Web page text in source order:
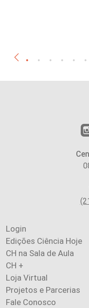
Login
Edições Ciência Hoje
CH na Sala de Aula
CH +
Loja Virtual
Projetos e Parcerias
Fale Conosco